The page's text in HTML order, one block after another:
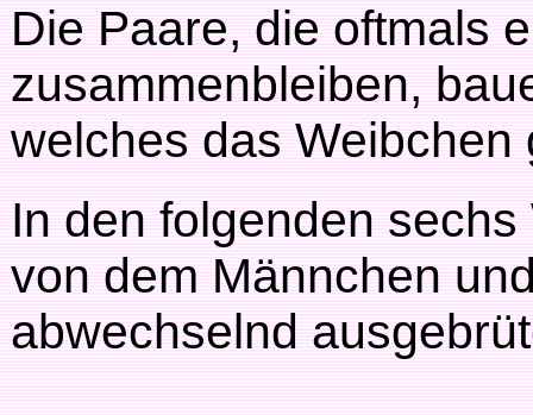
Die Paare, die oftmals
zusammenbleiben,
welches das
In den folgenden
von dem Männchen
abwechselnd